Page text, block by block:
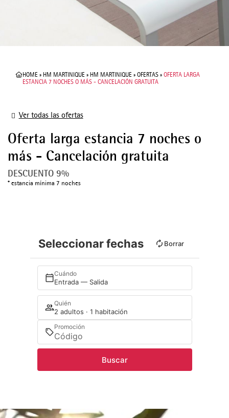
HOME» HM MARTINIQUE» HM MARTINIQUE» OFERTAS» OFERTA LARGA
ESTANCIA 7 NOCHES O MÁS - CANCELACIÓN GRATUITA
Ver todas las ofertas
Oferta larga estancia 7 noches o
más - Cancelación gratuita
DESCUENTO 9%
estancia mínima 7 noches
Seleccionar fechas Borrar
Cuándo
Entrada — Salida
Quién
2 adultos · 1 habitación
Promoción
Buscar